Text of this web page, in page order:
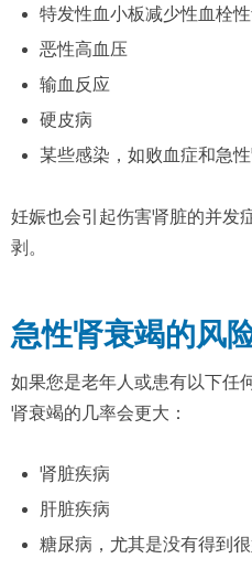
特发性血小板减少性血栓性
恶性高血压
输血反应
硬皮病
某些感染，如败血症和急
妊娠也会引起伤害肾脏的并发
剥。
急性肾衰竭的风
如果您是老年人或患有以下任
肾衰竭的几率会更大：
肾脏疾病
肝脏疾病
糖尿病，尤其是没有得到